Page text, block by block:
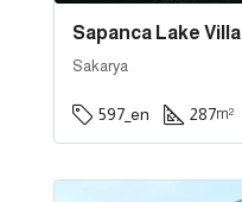
Sapanca Lake Villa
Sakarya
597_en 287m²